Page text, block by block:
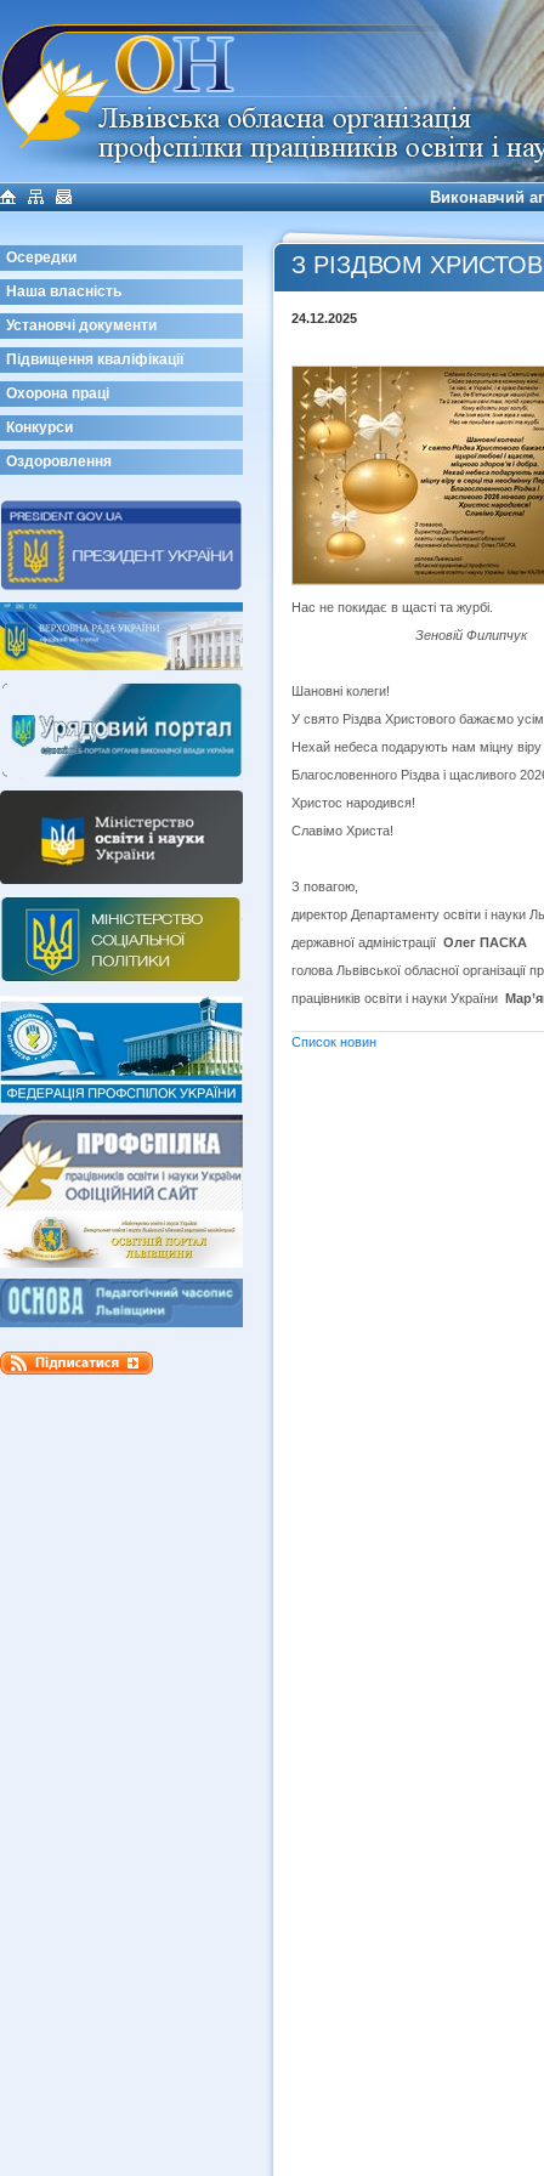
Виконавчий
Осередки
Наша власність
Установчі документи
Підвищення кваліфікації
Охорона праці
Конкурси
Оздоровлення
З РІЗДВОМ
24.12.2025
Нас не покидає в щасті та журбі.
Зеновій Филипчук
Шановні колеги!
У свято Різдва Христового бажаємо
Нехай небеса подарують нам міцну
Благословенного Різдва і щасливого
Христос народився!
Славімо Христа!
З повагою,
директор Департаменту освіти і науки
державної адміністрації Олег ПАСКА
голова Львівської обласної організації
працівників освіти і науки України
Список новин